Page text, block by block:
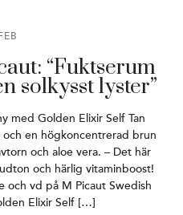
“Fuktserum
solkysst lyster”
med Golden Elixir Self Tan
en högkoncentrerad brun
och aloe vera. – Det här
och härlig vitaminboost!
och vd på M Picaut Swedish
Elixir Self […]